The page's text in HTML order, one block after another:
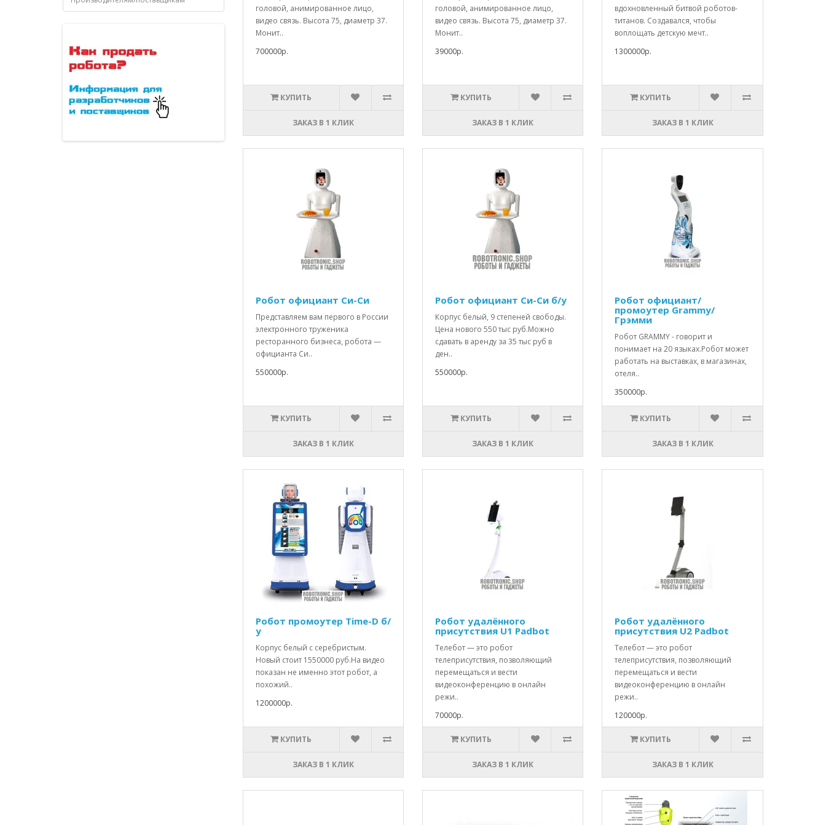
головой, анимированное лицо,
видео связь. Высота 75, диаметр 37.
Монит..
700000р.
КУПИТЬ
ЗАКАЗ В 1 КЛИК
головой, анимированное лицо,
видео связь. Высота 75, диаметр 37.
Монит..
39000р.
КУПИТЬ
ЗАКАЗ В 1 КЛИК
вдохновленный битвой роботов-
титанов. Создавался, чтобы
воплощать детскую мечт..
1300000р.
КУПИТЬ
ЗАКАЗ В 1 КЛИК
Робот официант Си-Си
Представляем вам первого в России
электронного труженика
ресторанного бизнеса, робота —
официанта Си..
550000р.
КУПИТЬ
ЗАКАЗ В 1 КЛИК
Робот официант Си-Си б/у
Корпус белый, 9 степеней свободы.
Цена нового 550 тыс руб.Можно
сдавать в аренду за 35 тыс руб в
ден..
550000р.
КУПИТЬ
ЗАКАЗ В 1 КЛИК
Робот официант/
промоутер Grammy/
Грэмми
Робот GRAMMY - говорит и
понимает на 20 языках.Робот может
работать на выставках, в магазинах,
отеля..
350000р.
КУПИТЬ
ЗАКАЗ В 1 КЛИК
Робот промоутер Time-D б/
у
Корпус белый с серебристым.
Новый стоит 1550000 руб.На видео
показан не именно этот робот, а
похожий..
1200000р.
КУПИТЬ
ЗАКАЗ В 1 КЛИК
Робот удалённого
присутствия U1 Padbot
Телебот — это робот
телеприсутствия, позволяющий
перемещаться и вести
видеоконференцию в онлайн
режи..
70000р.
КУПИТЬ
ЗАКАЗ В 1 КЛИК
Робот удалённого
присутствия U2 Padbot
Телебот — это робот
телеприсутствия, позволяющий
перемещаться и вести
видеоконференцию в онлайн
режи..
120000р.
КУПИТЬ
ЗАКАЗ В 1 КЛИК